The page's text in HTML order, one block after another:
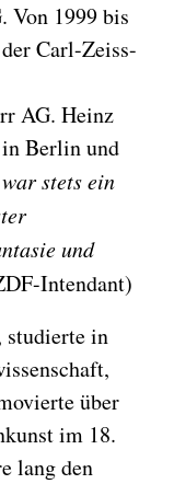
Von 1999 bis
Carl-Zeiss-
AG. Heinz
Berlin und
stets ein
und
Intendant)
studierte in
über
im 18.
lang den